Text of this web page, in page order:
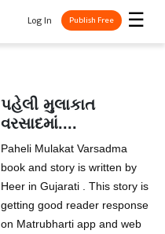
☰
Log In Publish Free
પહેલી મુલાકાત
વરસાદમાં....
Paheli Mulakat Varsadma
book and story is written by
Heer in Gujarati . This story is
getting good reader response
on Matrubharti app and web